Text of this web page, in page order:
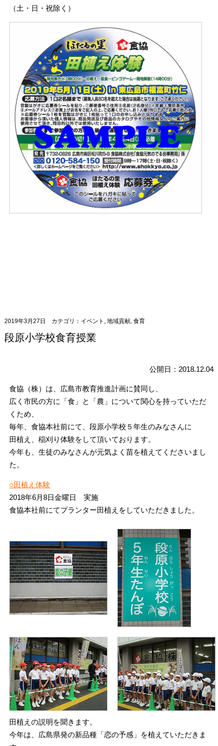
（土・日・祝除く）
2019年3月27日 カテゴリ： イベント 地域貢献, 食育
段原小学校食育授業
公開日：2018.12.04
食協（株）は、広島市教育推進計画に賛同し、
広く市民の方に「食」と「農」について関心を持っていただ
くため、
毎年、食協本社前にて、段原小学校５年生のみなさんに
田植え、稲刈り体験をして頂いております。
今年も、生徒のみなさんが元気よく苗を植えてくださいまし
た。
○田植え体験
2018年6月8日金曜日 実施
食協本社前にてプランター田植えをしていただきました。
田植えの説明を聞きます。
今年は、広島県発の新品種「恋の予感」を植えていただきま